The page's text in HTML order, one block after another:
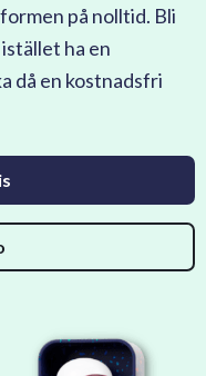
på nolltid. Bli
ha en
då en kostnadsfri